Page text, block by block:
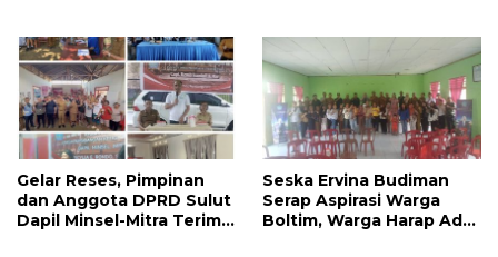
Gelar Reses, Pimpinan
dan Anggota DPRD Sulut
Dapil Minsel-Mitra Terima
Seska Ervina Budiman
Serap Aspirasi Warga
Boltim, Warga Harap Ada